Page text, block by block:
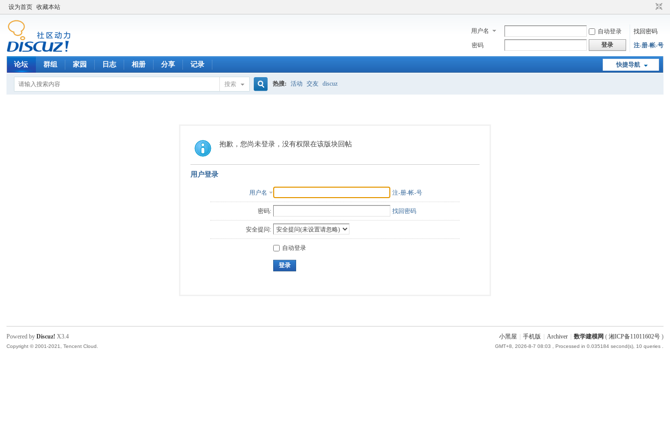
设为首页 收藏本站
用户名 自动登录
找回密码
密码
登录 注-册-帐-号
快捷导航
论坛 群组 家园 日志 相册 分享 记录
搜索
索
热搜: 活动 交友 discuz
抱歉，您尚未登录，没有权限在该版块回帖
用户登录
用户名 注-册-帐-号
密码: 找回密码
安全提问:
自动登录
登录
小黑屋 手机版 Archiver 数学建模网 ( 湘ICP备11011602号)
GMT+8, 2026-8-7 08:03 , Processed in 0.035184 second(s), 10 queries .
Powered byDiscuz! X3.4
Copyright © 2001-2021, Tencent Cloud.